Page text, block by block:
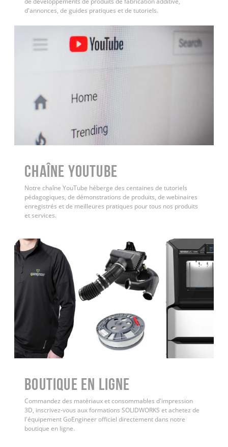
d'annonces, de guides pratiques et de tutoriels.
Chaîne YouTube
Notre chaîne YouTube héberge des centaines de tutoriels
pédagogiques, de démonstrations de produits, de webinaires
enregistrés et de meilleures pratiques pour tous nos produits
et services.
Boutique en ligne
Commandez des matériaux et consommables d'impression
3D, inscrivez-vous aux formations SOLIDWORKS et achetez de
l'équipement GoEngineer officiel directement dans notre
boutique en ligne.